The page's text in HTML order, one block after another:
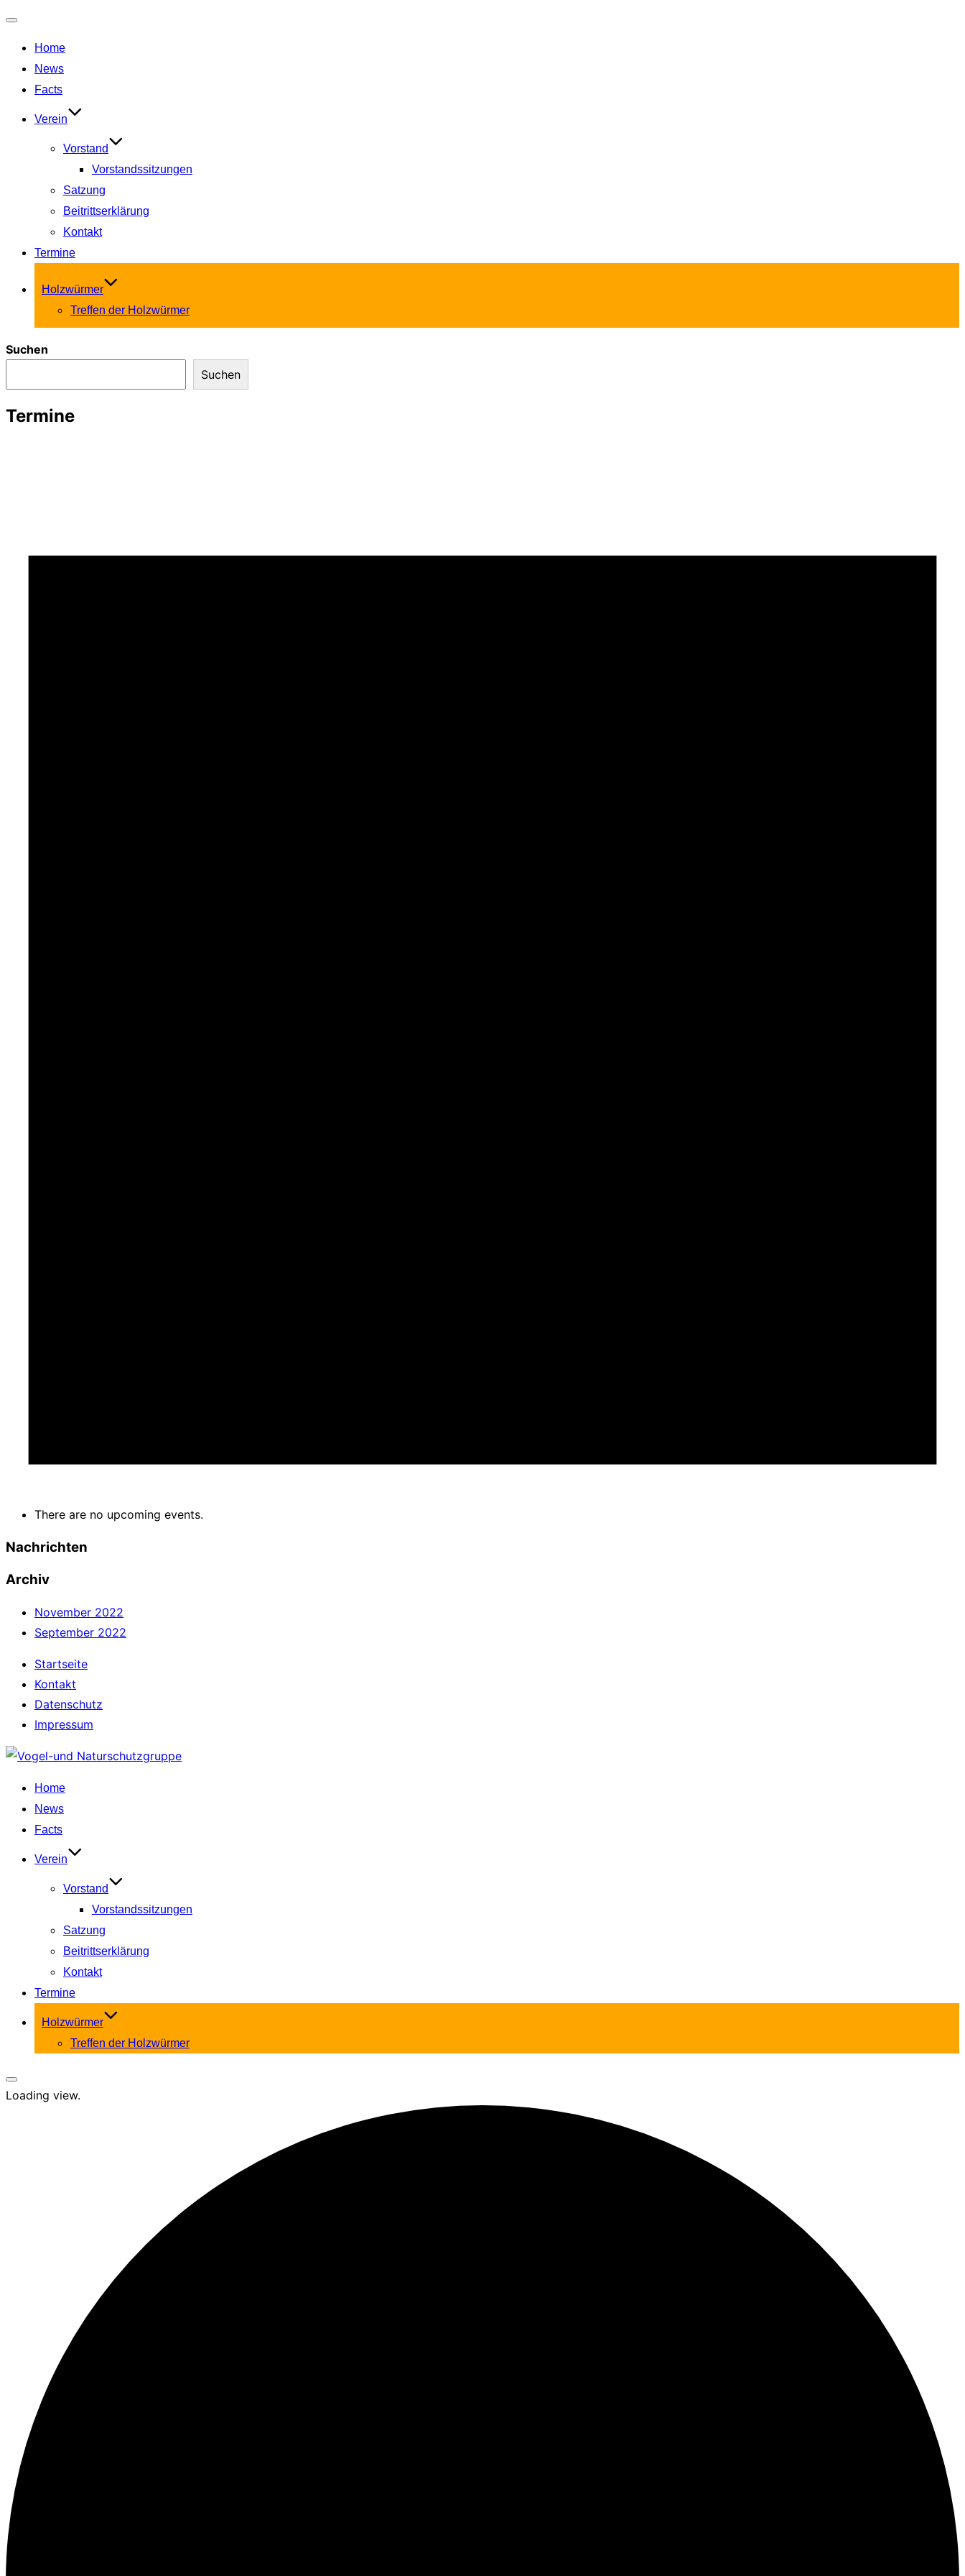
umschalten
Home
News
Facts
Verein
Vorstand
Vorstandssitzungen
Satzung
Beitrittserklärung
Kontakt
Termine
Holzwürmer
Treffen der Holzwürmer
Suchen
Suchen
Termine
There are no upcoming events.
Nachrichten
Archiv
November 2022
September 2022
Startseite
Kontakt
Datenschutz
Impressum
Zum
springen
Home
News
Facts
Verein
Vorstand
Vorstandssitzungen
Satzung
Beitrittserklärung
Kontakt
Termine
Holzwürmer
Treffen der Holzwürmer
Seitenleiste
Loading view.